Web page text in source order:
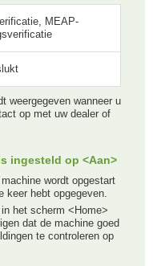
MEAP-
weergegeven wanneer u
op met uw dealer of
ingesteld op <Aan>
wordt opgestart
keer hebt opgegeven.
het scherm <Home>
dat de machine goed
te controleren op